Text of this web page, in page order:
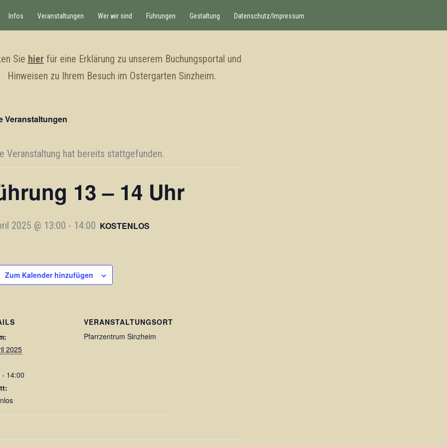
Infos Veranstaltungen Wer wir sind Führungen Gestaltung Datenschutz/Impressum
Sie hier für eine Erklärung zu unserem Buchungsportal und
Hinweisen zu Ihrem Besuch im Ostergarten Sinzheim.
Veranstaltungen
Veranstaltung hat bereits stattgefunden.
13 – 14 Uhr
2025 @ 13:00 - 14:00 KOSTENLOS
Zum Kalender hinzufügen
2025
- 14:00
VERANSTALTUNGSORT
Pfarrzentrum Sinzheim